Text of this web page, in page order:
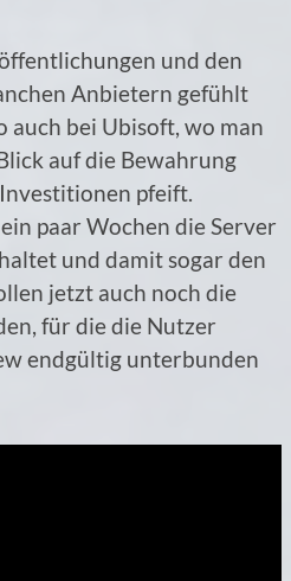
und den
Anbietern gefühlt
bei Ubisoft, wo man
auf die Bewahrung
pfeift.
paar Wochen die Server
und damit sogar den
jetzt auch noch die
für die die Nutzer
endgültig unterbunden